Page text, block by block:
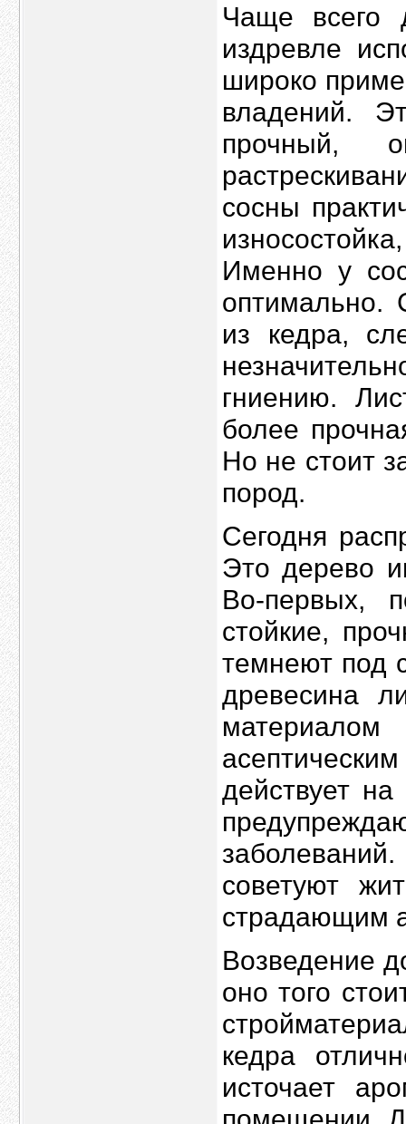
Чаще всего
издревле
широко
владений.
прочный,
сосны
Именно у
оптимально.
из кедра,
гниению.
более
Но не стоит
пород.
Сегодня
Это дерево
Во-первых,
стойкие,
темнеют под
древесина
действует
советуют
страдающим
Возведение
оно того
кедра
источает